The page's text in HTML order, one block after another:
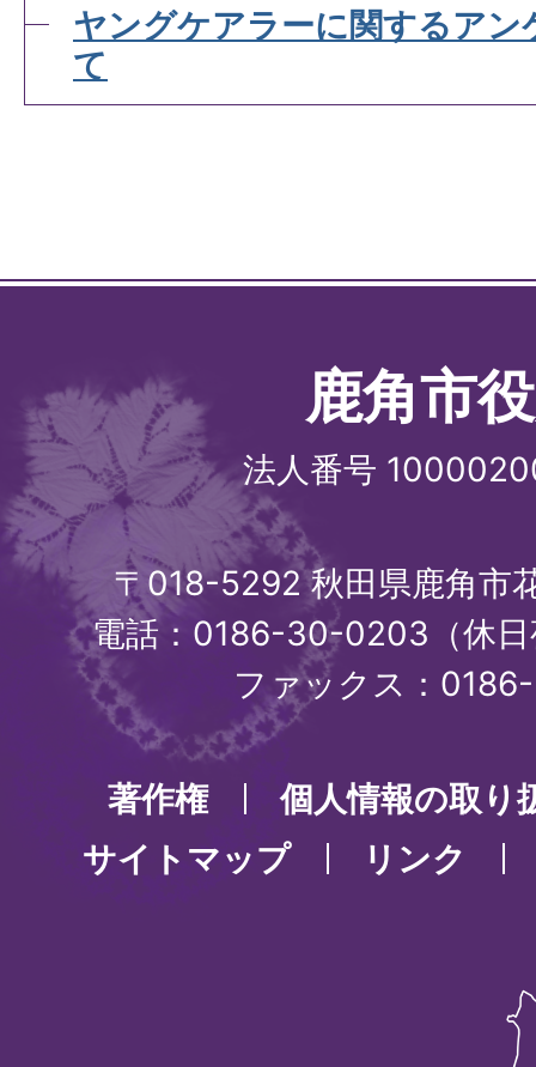
ヤングケアラーに関するアン
て
鹿角市
法人番号
〒018-5292 秋田県鹿角市
電話：0186-30-0203（休
ファックス：
著作権
個人情報の取り
サイトマップ
リンク